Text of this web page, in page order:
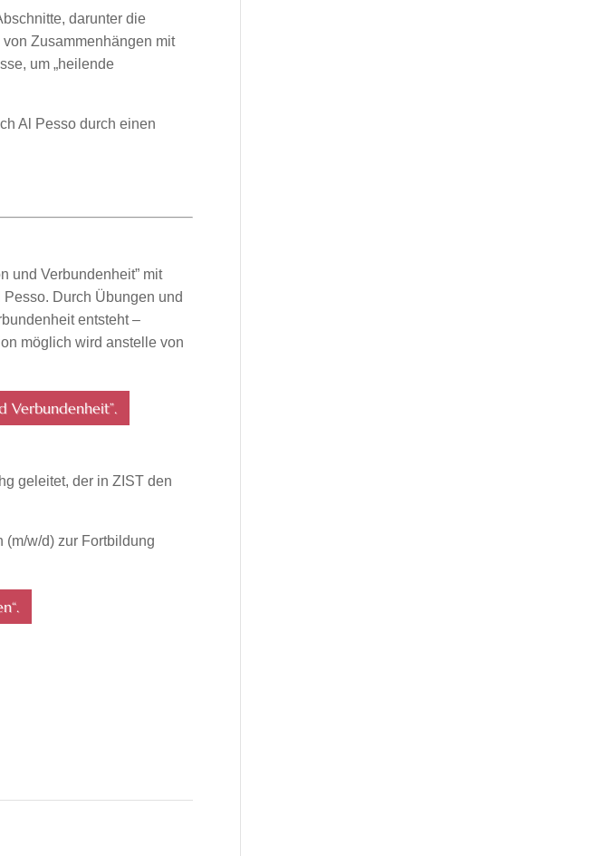
darunter die
Zusammenhängen mit
um „heilende
Al Pesso durch einen
und Verbundenheit” mit
Durch Übungen und
entsteht –
möglich wird anstelle von
Verbundenheit”.
geleitet, der in ZIST den
(m/w/d) zur Fortbildung